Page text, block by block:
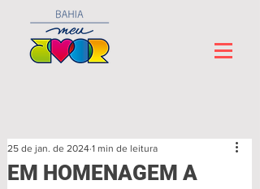
EM HOMENAGEM A
25 de jan. de 2024 1 min de leitura